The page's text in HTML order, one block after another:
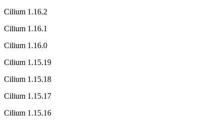
Cilium 1.16.2
Cilium 1.16.1
Cilium 1.16.0
Cilium 1.15.19
Cilium 1.15.18
Cilium 1.15.17
Cilium 1.15.16